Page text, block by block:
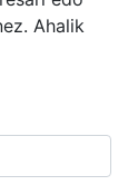
Ahalik